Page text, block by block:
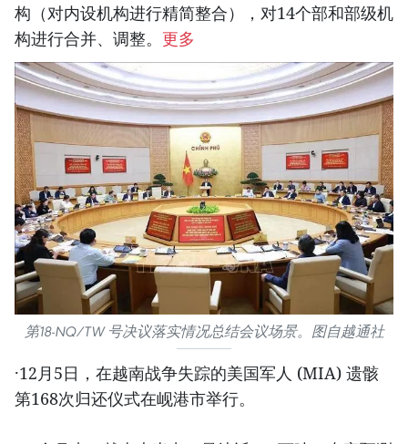
构（对内设机构进行精简整合），对14个部和部级机
构进行合并、调整。 更多
第18-NQ/TW 号决议落实情况总结会议场景。图自越通社
·12月5日，在越南战争失踪的美国军人 (MIA) 遗骸
第168次归还仪式在岘港市举行。